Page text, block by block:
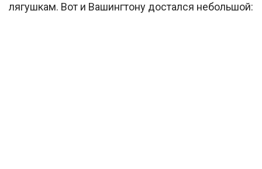
лягушкам. Вот и Вашингтону достался небольшой: